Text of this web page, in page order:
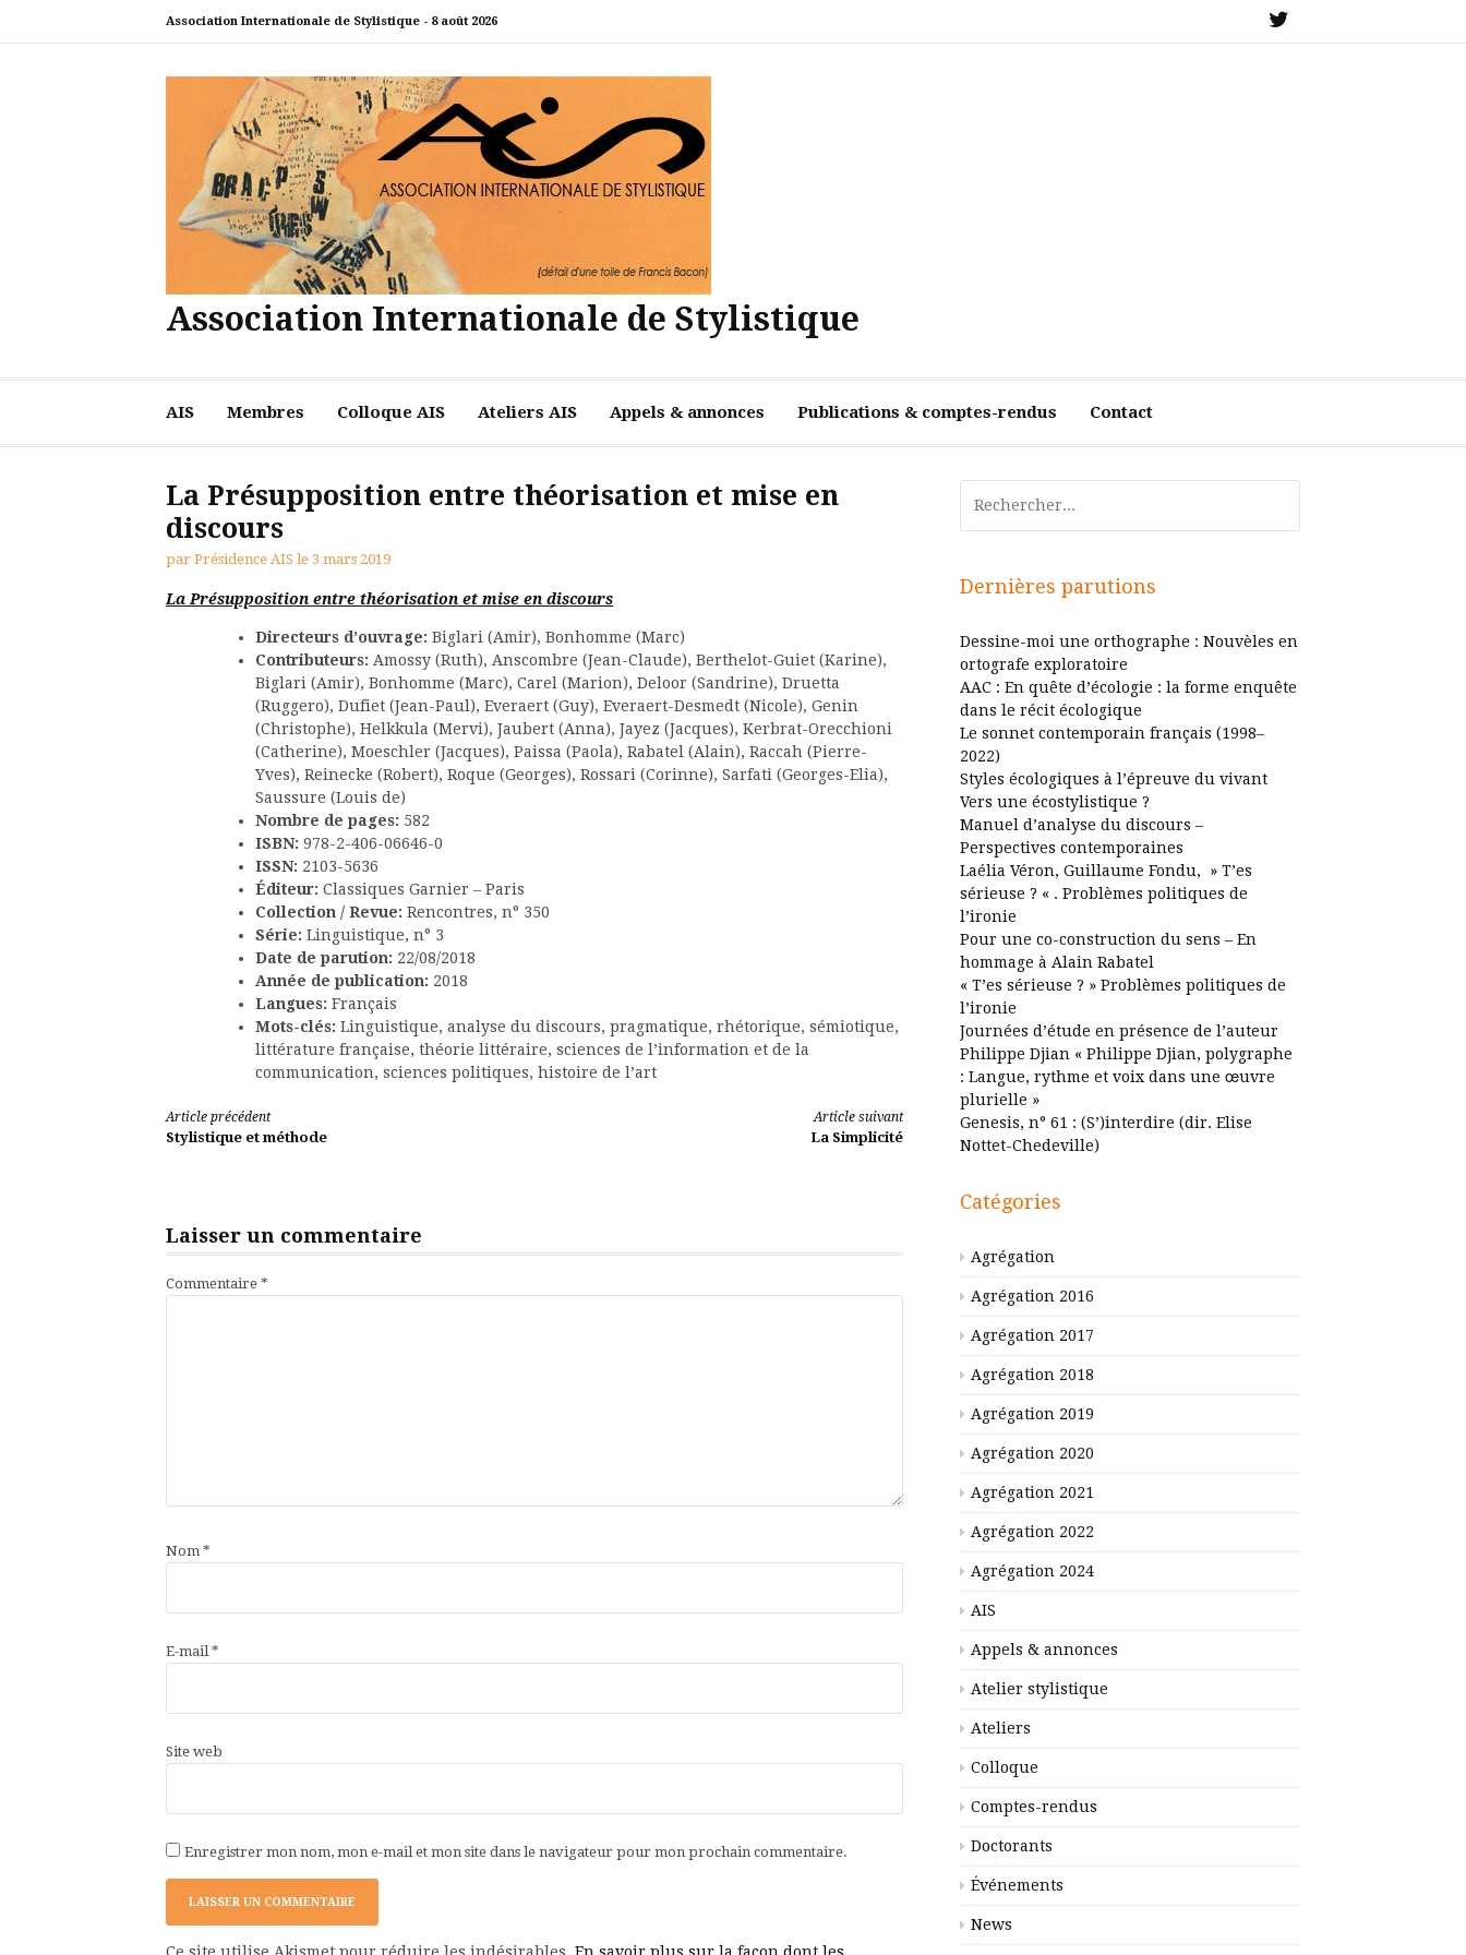
Association Internationale de Stylistique - 8 août 2026
Association Internationale de Stylistique
AIS Membres Colloque AIS Ateliers AIS Appels & annonces Publications & comptes-rendus Contact
La Présupposition entre théorisation et mise en
discours
par Présidence AIS le 3 mars 2019
La Présupposition entre théorisation et mise en discours
Directeurs d’ouvrage: Biglari (Amir), Bonhomme (Marc)
Contributeurs: Amossy (Ruth), Anscombre (Jean-Claude), Berthelot-Guiet (Karine),
Biglari (Amir), Bonhomme (Marc), Carel (Marion), Deloor (Sandrine), Druetta
(Ruggero), Dufiet (Jean-Paul), Everaert (Guy), Everaert-Desmedt (Nicole), Genin
(Christophe), Helkkula (Mervi), Jaubert (Anna), Jayez (Jacques), Kerbrat-Orecchioni
(Catherine), Moeschler (Jacques), Paissa (Paola), Rabatel (Alain), Raccah (Pierre-
Yves), Reinecke (Robert), Roque (Georges), Rossari (Corinne), Sarfati (Georges-Elia),
Saussure (Louis de)
Nombre de pages: 582
ISBN: 978-2-406-06646-0
ISSN: 2103-5636
Éditeur: Classiques Garnier – Paris
Collection / Revue: Rencontres, n° 350
Série: Linguistique, n° 3
Date de parution: 22/08/2018
Année de publication: 2018
Langues: Français
Mots-clés: Linguistique, analyse du discours, pragmatique, rhétorique, sémiotique,
littérature française, théorie littéraire, sciences de l’information et de la
communication, sciences politiques, histoire de l’art
Lire
Article précédent
Stylistique et méthode
Article suivant
La Simplicité
Laisser un commentaire
Commentaire *
Nom *
E-mail*
Site web
Enregistrer mon nom, mon e-mail et mon site dans le navigateur pour mon prochain commentaire.
Dernières parutions
Dessine-moi une orthographe : Nouvèles en
ortografe exploratoire
AAC : En quête d’écologie : la forme enquête
dans le récit écologique
Le sonnet contemporain français (1998–
2022)
Styles écologiques à l’épreuve du vivant
Vers une écostylistique ?
Manuel d’analyse du discours –
Perspectives contemporaines
Laélia Véron, Guillaume Fondu, » T’es
sérieuse ? « . Problèmes politiques de
l’ironie
Pour une co-construction du sens – En
hommage à Alain Rabatel
« T’es sérieuse ? » Problèmes politiques de
l’ironie
Journées d’étude en présence de l’auteur
Philippe Djian « Philippe Djian, polygraphe
: Langue, rythme et voix dans une œuvre
plurielle »
Genesis, n° 61 : (S’)interdire (dir. Elise
Nottet-Chedeville)
Catégories
Agrégation
Agrégation 2016
Agrégation 2017
Agrégation 2018
Agrégation 2019
Agrégation 2020
Agrégation 2021
Agrégation 2022
Agrégation 2024
AIS
Appels & annonces
Atelier stylistique
Ateliers
Colloque
Comptes-rendus
Doctorants
Événements
News